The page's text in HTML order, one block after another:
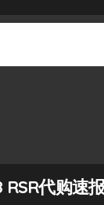
代购速